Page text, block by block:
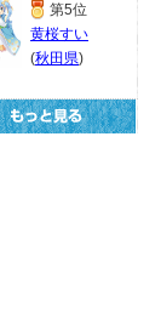
第5位
黄桜すい
(秋田県)